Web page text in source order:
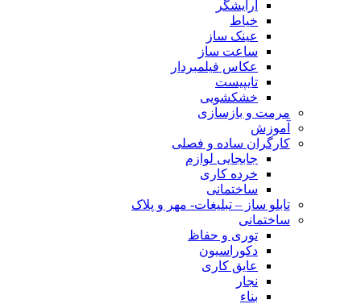
آرایشگر
خیاط
عینک ساز
ساعت ساز
عکاس فیلمبردار
تایپیست
خشکشویی
مرمت و بازسازی
آموزش
کارگران ساده و فصلی
جابجایی لوازم
خرده کاری
ساختمانی
تابلو ساز – تبلیغات- مهر و پلاک
ساختمانی
توری و حفاظ
دکوراسیون
عایق کاری
نجار
بناء